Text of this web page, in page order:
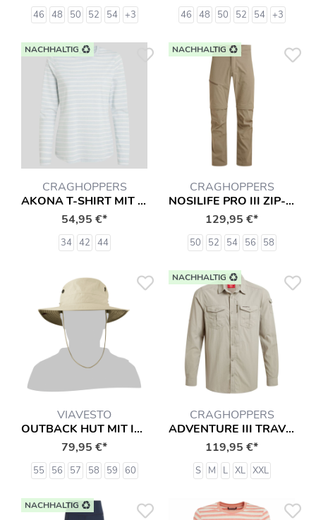
46 48 50 52 54 +3 46 48 50 52 54 +3
NACHHALTIG
CRAGHOPPERS
AKONA T-SHIRT MIT INSEKTENSCHUTZ LANGARMSHIRT HEMD
54,95 €*
34 42 44
NACHHALTIG
CRAGHOPPERS
NOSILIFE PRO III ZIP-OFF HOSE
129,95 €*
50 52 54 56 58
VIAVESTO
OUTBACK HUT MIT INSEKTENSCHUTZ
79,95 €*
55 56 57 58 59 60
NACHHALTIG
CRAGHOPPERS
ADVENTURE III TRAVEL HEMD
119,95 €*
S M L XL XXL
NACHHALTIG